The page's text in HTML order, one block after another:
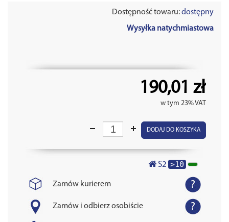
Dostępność towaru:dostępny
Wysyłka natychmiastowa
190,01 zł
w tym 23% VAT
DODAJ DO KOSZYKA
S2 >10
Zamów kurierem
Zamów i odbierz osobiście